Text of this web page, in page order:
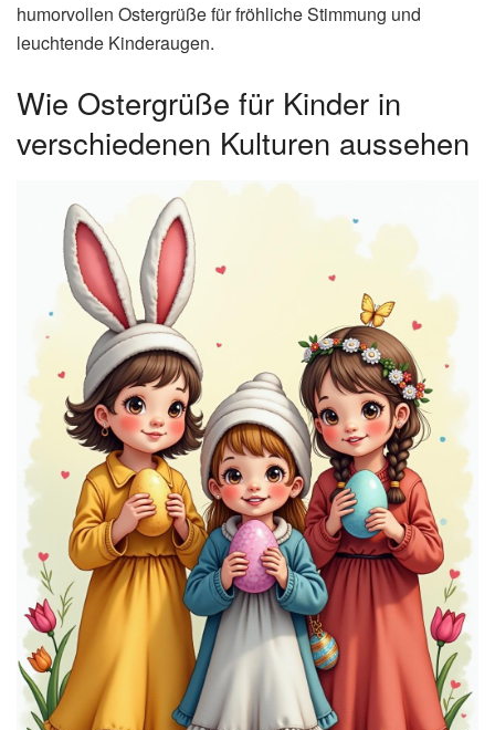
humorvollen Ostergrüße für fröhliche Stimmung und
leuchtende Kinderaugen.
Wie Ostergrüße für Kinder in
verschiedenen Kulturen aussehen